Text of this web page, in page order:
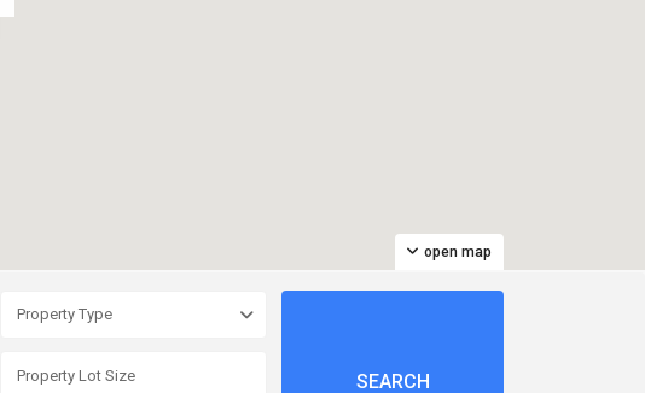
open map
Property Type